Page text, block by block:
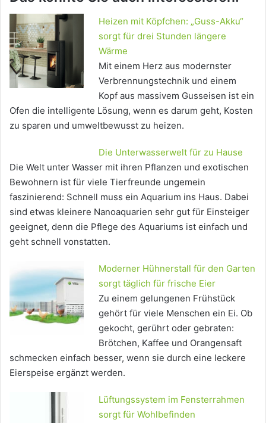
Heizen mit Köpfchen: „Guss-Akku“
sorgt für drei Stunden längere
Wärme
Mit einem Herz aus modernster
Verbrennungstechnik und einem
Kopf aus massivem Gusseisen ist ein
Ofen die intelligente Lösung, wenn es darum geht, Kosten
zu sparen und umweltbewusst zu heizen.
Die Unterwasserwelt für zu Hause
Die Welt unter Wasser mit ihren Pflanzen und exotischen
Bewohnern ist für viele Tierfreunde ungemein
faszinierend: Schnell muss ein Aquarium ins Haus. Dabei
sind etwas kleinere Nanoaquarien sehr gut für Einsteiger
geeignet, denn die Pflege des Aquariums ist einfach und
geht schnell vonstatten.
Moderner Hühnerstall für den Garten
sorgt täglich für frische Eier
Zu einem gelungenen Frühstück
gehört für viele Menschen ein Ei. Ob
gekocht, gerührt oder gebraten:
Brötchen, Kaffee und Orangensaft
schmecken einfach besser, wenn sie durch eine leckere
Eierspeise ergänzt werden.
Lüftungssystem im Fensterrahmen
sorgt für Wohlbefinden